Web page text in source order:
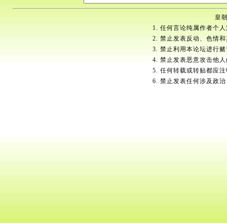
皇
1. 任何言论纯属作者个
2. 禁止发表反动、色情
3. 禁止利用本论坛进行
4. 禁止发表恶意攻击他
5. 任何转载或转贴都应
6. 禁止发表任何涉及政